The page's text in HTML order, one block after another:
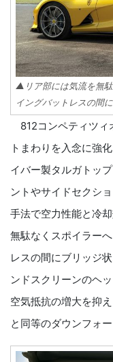
▲リア部には気流を無
イングバットレスの間
812コンペティツィ
トまわりを入念に強
イバー製タルガトッ
ントやサイドセクシ
手法で空力性能と冷
無駄なくスポイラー
レスの間にブリッジ
ンドスクリーンのヘ
空気抵抗の増大を抑
と同等のダウンフォー